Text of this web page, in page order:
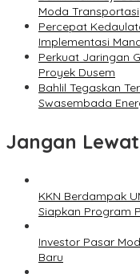
Moda Transportasi
Percepat
Implementasi
Perkuat Jaringan
Proyek Dusem
Bahlil Tegaskan
Swasembada
Jangan
KKN Berdampak
Siapkan Program
Investor Pasar
Baru